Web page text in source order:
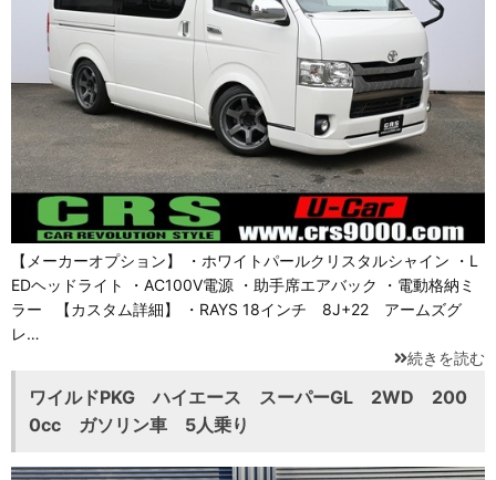
【メーカーオプション】 ・ホワイトパールクリスタルシャイン ・L
EDヘッドライト ・AC100V電源 ・助手席エアバック ・電動格納ミ
ラー 【カスタム詳細】 ・RAYS 18インチ 8J+22 アームズグ
レ…
続きを読む
ワイルドPKG ハイエース スーパーGL 2WD 200
0cc ガソリン車 5人乗り